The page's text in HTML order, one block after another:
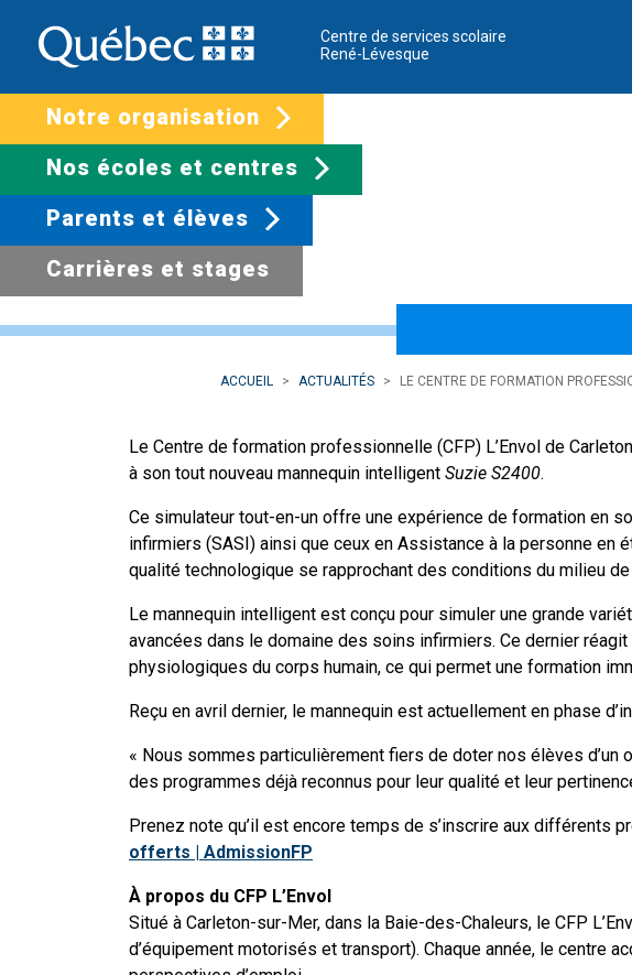
Centre de services scolaire
René-Lévesque
Notre organisation
Nos écoles et centres
Parents et élèves
Carrières et stages
Le Centre de
ACCUEIL ACTUALITÉS LE CENTRE DE FORMATION
Le Centre de formation professionnelle (CFP) L’Envol de
à son tout nouveau mannequin intelligent Suzie S2400.
Ce simulateur tout-en-un offre une expérience de formation en
infirmiers (SASI) ainsi que ceux en Assistance à la personne en
qualité technologique se rapprochant des conditions du milieu de
Le mannequin intelligent est conçu pour simuler une grande
avancées dans le domaine des soins infirmiers. Ce dernier
physiologiques du corps humain, ce qui permet une formation
Reçu en avril dernier, le mannequin est actuellement en phase
« Nous sommes particulièrement fiers de doter nos élèves d’un
des programmes déjà reconnus pour leur qualité et leur
Prenez note qu’il est encore temps de s’inscrire aux différents
offerts | AdmissionFP
À propos du CFP L’Envol
Situé à Carleton-sur-Mer, dans la Baie-des-Chaleurs, le CFP
d’équipement motorisés et transport). Chaque année, le centre